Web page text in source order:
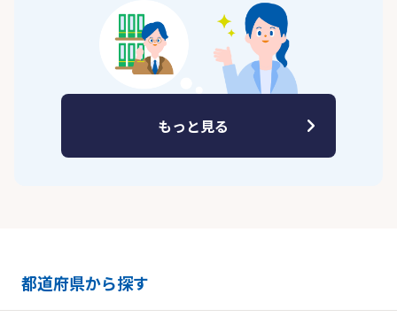
もっと見る
都道府県から探す